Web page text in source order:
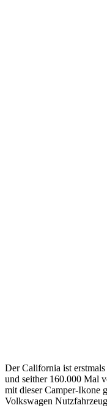
Der California ist
und seither 160.000 Mal
mit dieser Camper-Ikone
Volkswagen